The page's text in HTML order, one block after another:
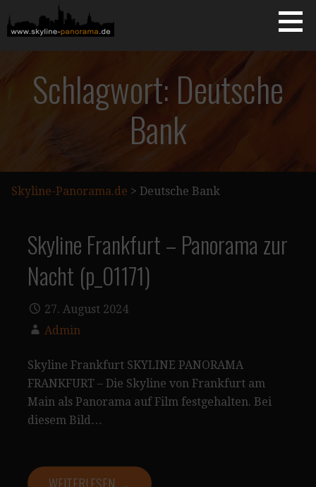
Inhalt
springen
SKYLINE-PANORAMA.DE
Schlagwort: Deutsche
Bank
Skyline-Panorama.de > Deutsche Bank
Skyline Frankfurt – Panorama zur
Nacht (p_01171)
27. August 2024
Admin
Skyline Frankfurt SKYLINE PANORAMA
FRANKFURT – Die Skyline von Frankfurt am
Main als Panorama auf Film festgehalten. Bei
diesem Bild…